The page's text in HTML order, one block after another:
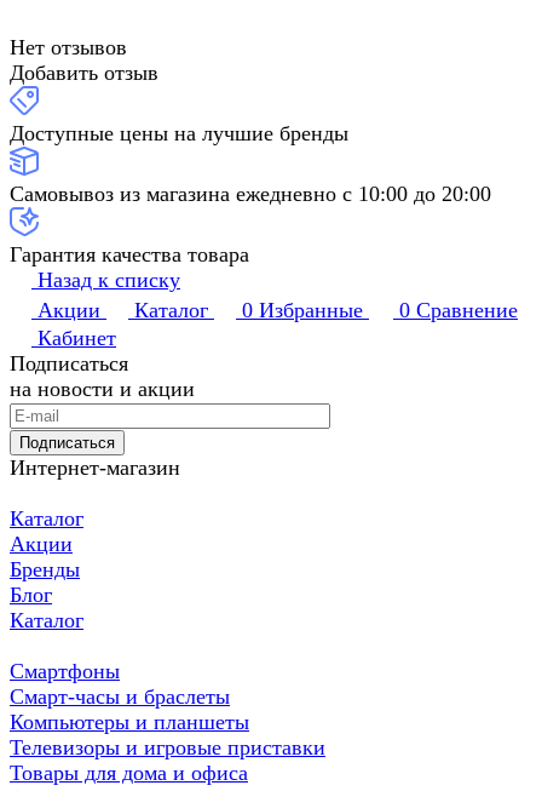
Нет отзывов
Добавить отзыв
Доступные цены на лучшие бренды
Самовывоз из магазина ежедневно с 10:00 до 20:00
Гарантия качества товара
Назад к списку
Акции
Каталог 0 Избранные 0 Сравнение
Кабинет
Подписаться
на новости и акции
Подписаться
Интернет-магазин
Каталог
Акции
Бренды
Блог
Каталог
Смартфоны
Смарт-часы и браслеты
Компьютеры и планшеты
Телевизоры и игровые приставки
Товары для дома и офиса